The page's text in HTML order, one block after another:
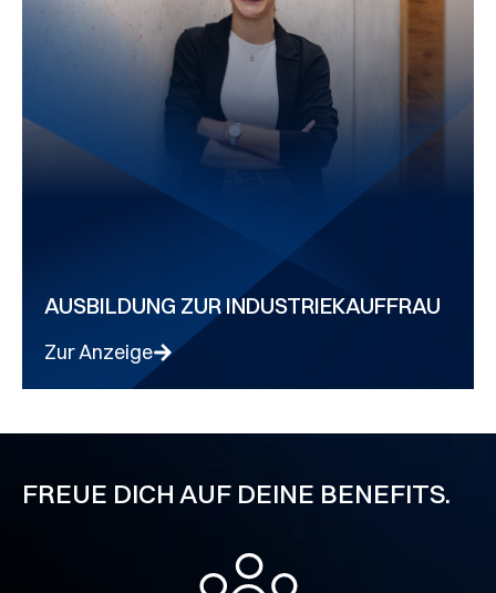
AUSBILDUNG ZUR INDUSTRIEKAUFFRAU
Zur Anzeige
FREUE DICH AUF DEINE BENEFITS.